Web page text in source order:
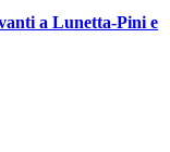
a Lunetta-Pini e